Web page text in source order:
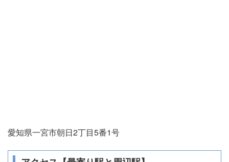
愛知県一宮市朝日2丁目5番1号